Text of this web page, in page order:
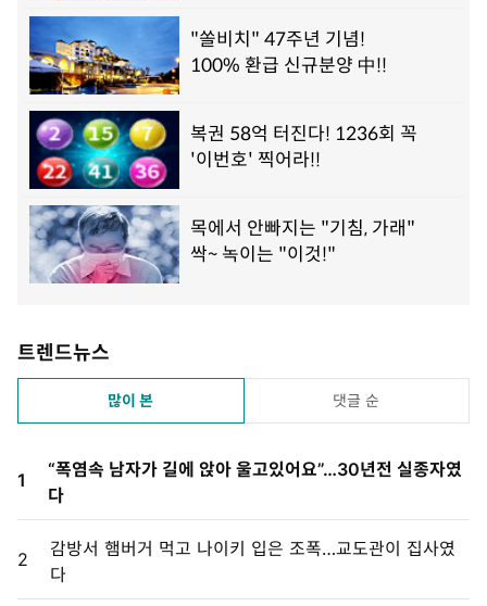
트렌드뉴스
많이 본 댓글 순
1
“폭염속 남자가 길에 앉아 울고있어요”…30년전 실종자였
다
2
감방서 햄버거 먹고 나이키 입은 조폭…교도관이 집사였
다